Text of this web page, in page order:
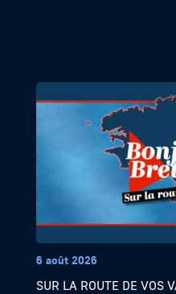
6 août 2026
SUR LA ROUTE DE VOS